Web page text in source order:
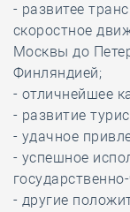
- развитее
скоростное
Москвы до
Финляндией;
- отличнейшее
- развитие
- удачное
- успешное
- другие